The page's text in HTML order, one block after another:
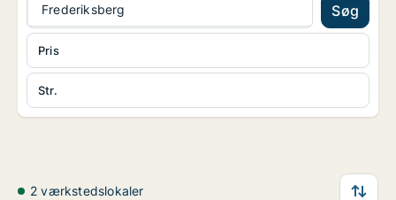
Frederiksberg Søg
Str.
Pris
2 værkstedslokaler